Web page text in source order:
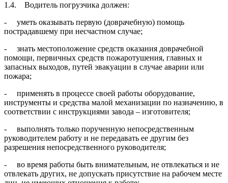
1.4. Водитель погрузчика должен:
- уметь оказывать первую (доврачебную) помощь
пострадавшему при несчастном случае;
- знать местоположение средств оказания доврачебной
помощи, первичных средств пожаротушения, главных и
запасных выходов, путей эвакуации в случае аварии или
пожара;
- применять в процессе своей работы оборудование,
инструменты и средства малой механизации по назначению, в
соответствии с инструкциями завода – изготовителя;
- выполнять только порученную непосредственным
руководителем работу и не передавать ее другим без
разрешения непосредственного руководителя;
- во время работы быть внимательным, не отвлекаться и не
отвлекать других, не допускать присутствие на рабочем месте